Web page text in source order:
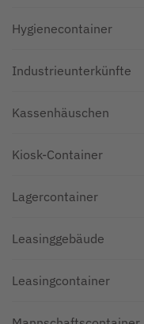
Hygienecontainer
Industrieunterkünfte
Kassenhäuschen
Kiosk-Container
Lagercontainer
Leasinggebäude
Leasingcontainer